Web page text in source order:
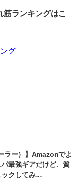
筋ランキングはこ
グ
ラー）】Amazonでよ
パ最強ギアだけど、質
ックしてみ…